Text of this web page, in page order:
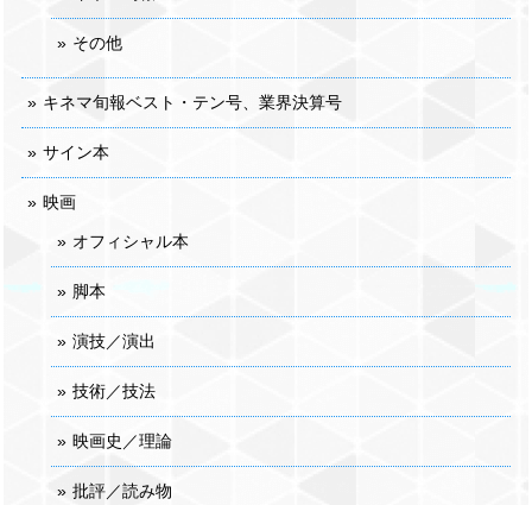
その他
キネマ旬報ベスト・テン号、業界決算号
サイン本
映画
オフィシャル本
脚本
演技／演出
技術／技法
映画史／理論
批評／読み物